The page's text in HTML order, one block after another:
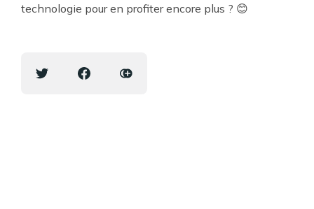
technologie pour en profiter encore plus ? 😊